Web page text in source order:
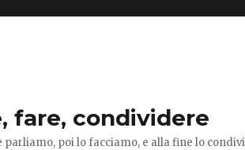
fare, condividere
parliamo, poi lo facciamo, e alla fine lo